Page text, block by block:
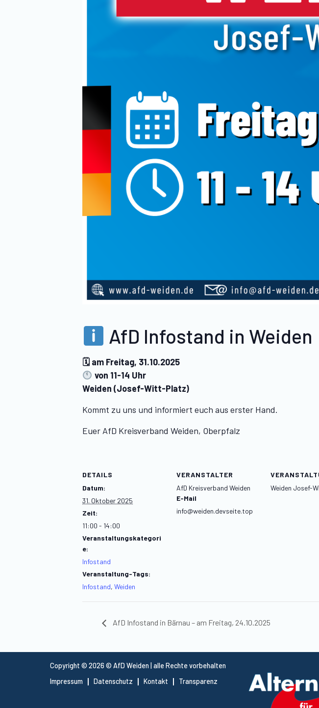
AfD Infostand in Weiden
🗓 am Freitag, 31.10.2025
von 11-14 Uhr
Weiden (Josef-Witt-Platz)
Kommt zu uns und informiert euch aus erster Hand.
Euer AfD Kreisverband Weiden, Oberpfalz
DETAILS
Datum:
31. Oktober 2025
Zeit:
11:00 - 14:00
Veranstaltungskategori
e:
Infostand
Veranstaltung-Tags:
Infostand, Weiden
VERANSTALTER
AfD Kreisverband Weiden
E-Mail
info@weiden.devseite.top
Weiden Josef-
AfD Infostand in Bärnau – am Freitag, 24.10.2025
Copyright © 2026 © AfD Weiden | alle Rechte vorbehalten
Impressum
Datenschutz Kontakt Transparenz